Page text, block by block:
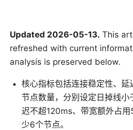
Updated 2026-05-13. This
refreshed with current
analysis is preserved below.
核心指标包括连接稳定性、延
节点数量，分别设定日掉线
迟不超120ms、带宽额外占用
少6个节点。